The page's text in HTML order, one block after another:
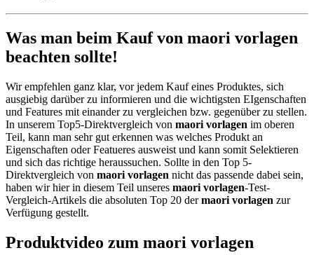
Was man beim Kauf von maori vorlagen
beachten sollte!
Wir empfehlen ganz klar, vor jedem Kauf eines Produktes, sich
ausgiebig darüber zu informieren und die wichtigsten EIgenschaften
und Features mit einander zu vergleichen bzw. gegenüber zu stellen.
In unserem Top5-Direktvergleich von maori vorlagen im oberen
Teil, kann man sehr gut erkennen was welches Produkt an
Eigenschaften oder Featueres ausweist und kann somit Selektieren
und sich das richtige heraussuchen. Sollte in den Top 5-
Direktvergleich von maori vorlagen nicht das passende dabei sein,
haben wir hier in diesem Teil unseres maori vorlagen-Test-
Vergleich-Artikels die absoluten Top 20 dermaori vorlagen zur
Verfügung gestellt.
Produktvideo zum maori vorlagen